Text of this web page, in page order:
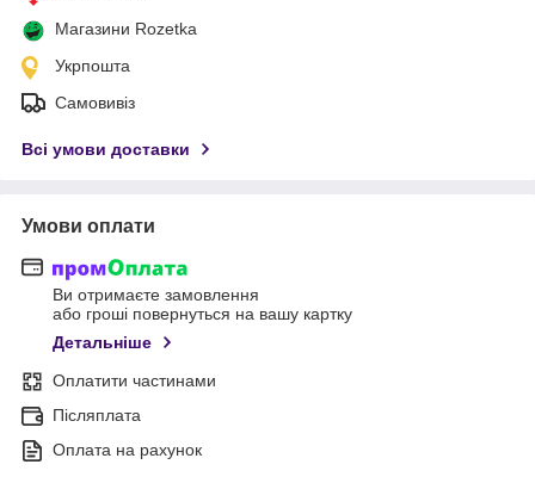
Магазини Rozetka
Укрпошта
Самовивіз
Всі умови доставки
Умови оплати
Ви отримаєте замовлення
або гроші повернуться на вашу картку
Детальніше
Оплатити частинами
Післяплата
Оплата на рахунок